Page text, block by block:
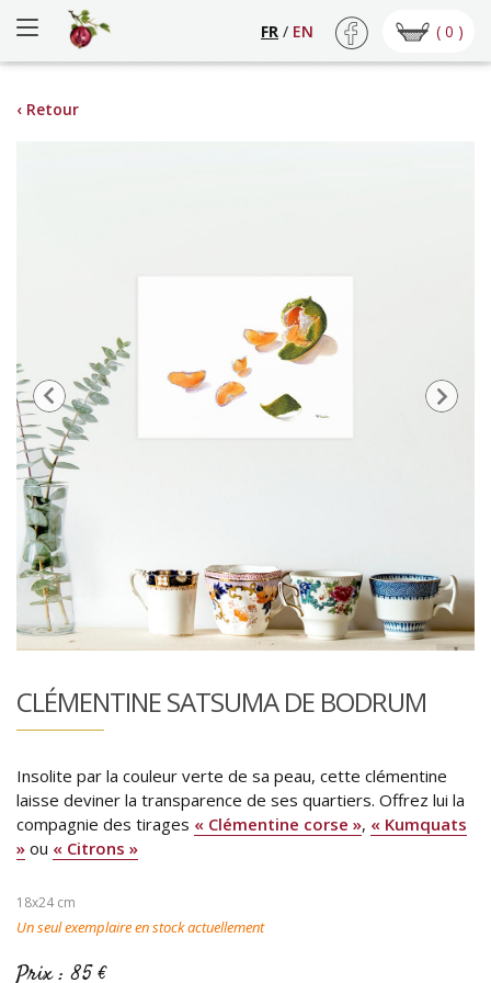
( 0 )
FR / EN
‹ Retour
CLÉMENTINE SATSUMA DE BODRUM
Insolite par la couleur verte de sa peau, cette clémentine
laisse deviner la transparence de ses quartiers. Offrez lui la
compagnie des tirages « Clémentine corse », « Kumquats
» ou « Citrons »
18x24 cm
Un seul exemplaire en stock actuellement
Prix : 85 €